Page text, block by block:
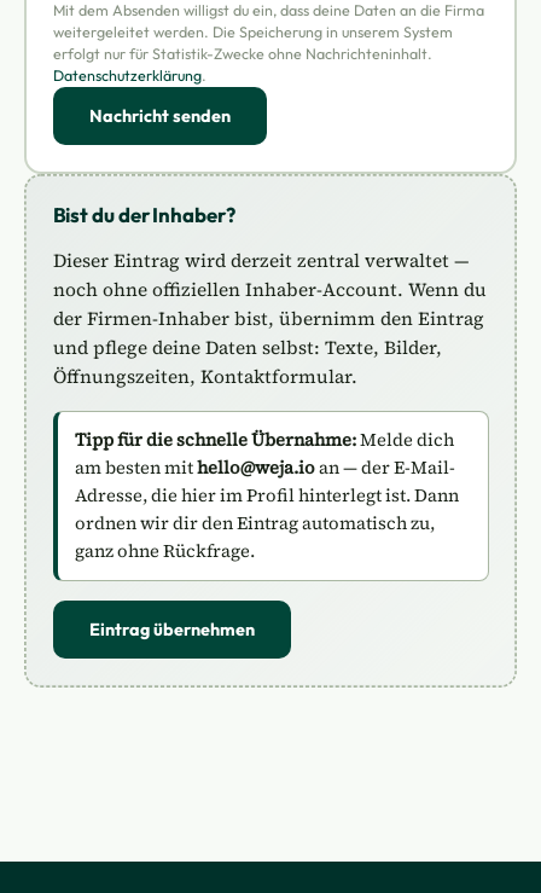
Mit dem Absenden willigst du ein, dass deine Daten an die Firma
weitergeleitet werden. Die Speicherung in unserem System
erfolgt nur für Statistik-Zwecke ohne Nachrichteninhalt.
Datenschutzerklärung.
Nachricht senden
Bist du der Inhaber?
Dieser Eintrag wird derzeit zentral verwaltet —
noch ohne offiziellen Inhaber-Account. Wenn du
der Firmen-Inhaber bist, übernimm den Eintrag
und pflege deine Daten selbst: Texte, Bilder,
Öffnungszeiten, Kontaktformular.
Tipp für die schnelle Übernahme:Melde dich
am besten mithello@weja.ioan — der E-Mail-
Adresse, die hier im Profil hinterlegt ist. Dann
ordnen wir dir den Eintrag automatisch zu,
ganz ohne Rückfrage.
Eintrag übernehmen